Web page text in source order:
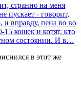
странно на меня
пускает - говорит,
и вправду, пена во во
кошек и котят, кто
состоянии. И в…
в этот же